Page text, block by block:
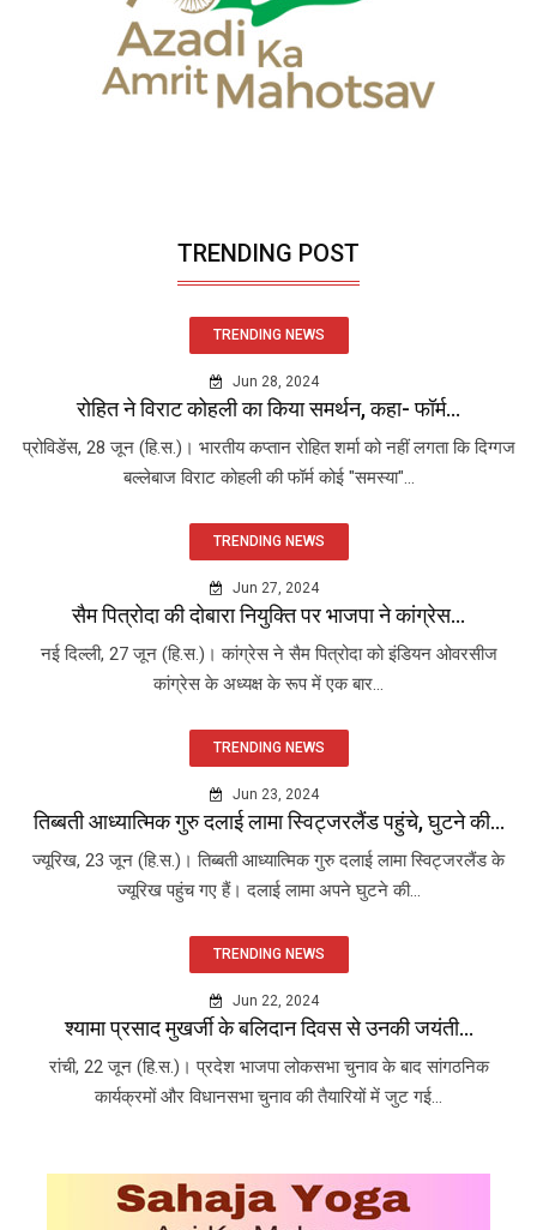
TRENDING POST
TRENDING NEWS
Jun 28, 2024
रोहित ने विराट कोहली का किया समर्थन, कहा- फॉर्म...
प्रोविडेंस, 28 जून (हि.स.)। भारतीय कप्तान रोहित शर्मा को नहीं लगता कि दिग्गज
बल्लेबाज विराट कोहली की फॉर्म कोई "समस्या"...
TRENDING NEWS
Jun 27, 2024
सैम पित्रोदा की दोबारा नियुक्ति पर भाजपा ने कांग्रेस...
नई दिल्ली, 27 जून (हि.स.)। कांग्रेस ने सैम पित्रोदा को इंडियन ओवरसीज
कांग्रेस के अध्यक्ष के रूप में एक बार...
TRENDING NEWS
Jun 23, 2024
तिब्बती आध्यात्मिक गुरु दलाई लामा स्विट्जरलैंड पहुंचे, घुटने की...
ज्यूरिख, 23 जून (हि.स.)। तिब्बती आध्यात्मिक गुरु दलाई लामा स्विट्जरलैंड के
ज्यूरिख पहुंच गए हैं। दलाई लामा अपने घुटने की...
TRENDING NEWS
Jun 22, 2024
श्यामा प्रसाद मुखर्जी के बलिदान दिवस से उनकी जयंती...
रांची, 22 जून (हि.स.)। प्रदेश भाजपा लोकसभा चुनाव के बाद सांगठनिक
कार्यक्रमों और विधानसभा चुनाव की तैयारियों में जुट गई...